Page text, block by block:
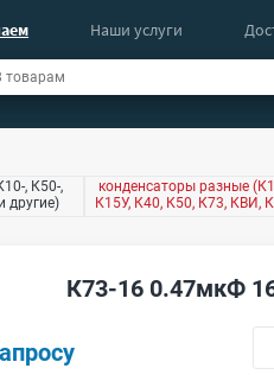
Наши услуги
, К50-,
другие)
конденсаторы разные
К15У, К40, К50, К73, КВИ,
К73-16 0.47мкФ